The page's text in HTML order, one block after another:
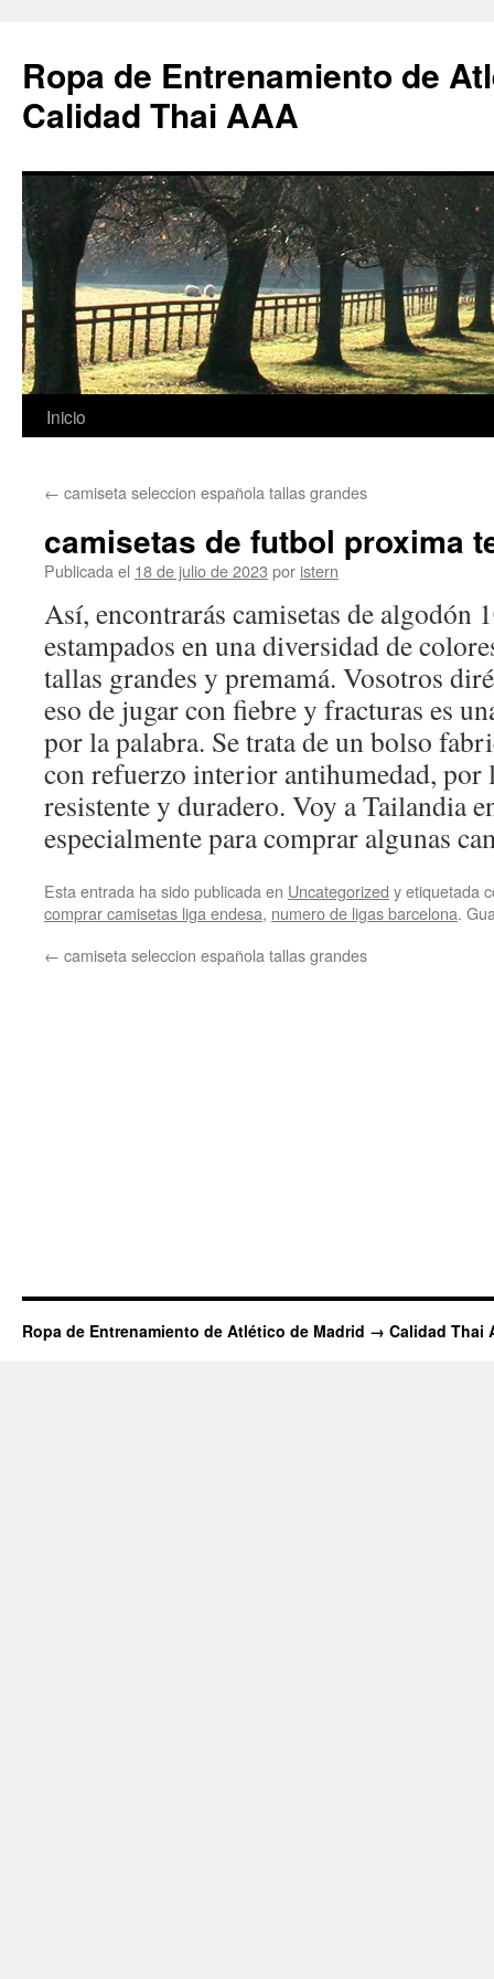
Ropa de Entrenamiento de
Calidad Thai AAA
Saltar
contenido
Inicio
← camiseta seleccion española tallas grandes
camisetas de futbol proxima
Publicada el 18 de julio de 2023 por istern
Así, encontrarás camisetas de algodón
estampados en una diversidad de
tallas grandes y premamá. Vosotros
eso de jugar con fiebre y fracturas es
por la palabra. Se trata de un bolso
con refuerzo interior antihumedad, por
resistente y duradero. Voy a Tailandia
especialmente para comprar algunas
Esta entrada ha sido publicada en Uncategorized y etiquetada
comprar camisetas liga endesa, numero de ligas barcelona.
← camiseta seleccion española tallas grandes
Ropa de Entrenamiento de Atlético de Madrid → Calidad Thai